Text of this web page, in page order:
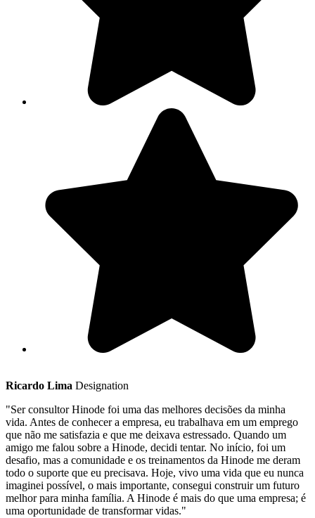
Ricardo Lima Designation
"Ser consultor Hinode foi uma das melhores decisões da minha
vida. Antes de conhecer a empresa, eu trabalhava em um emprego
que não me satisfazia e que me deixava estressado. Quando um
amigo me falou sobre a Hinode, decidi tentar. No início, foi um
desafio, mas a comunidade e os treinamentos da Hinode me deram
todo o suporte que eu precisava. Hoje, vivo uma vida que eu nunca
imaginei possível, o mais importante, consegui construir um futuro
melhor para minha família. A Hinode é mais do que uma empresa; é
uma oportunidade de transformar vidas."